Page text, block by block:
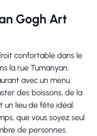
Gogh Art
confortable dans le
la rue Tumanyan.
avec un menu
des boissons, de la
un lieu de fête idéal.
que vous soyez seul
de personnes.